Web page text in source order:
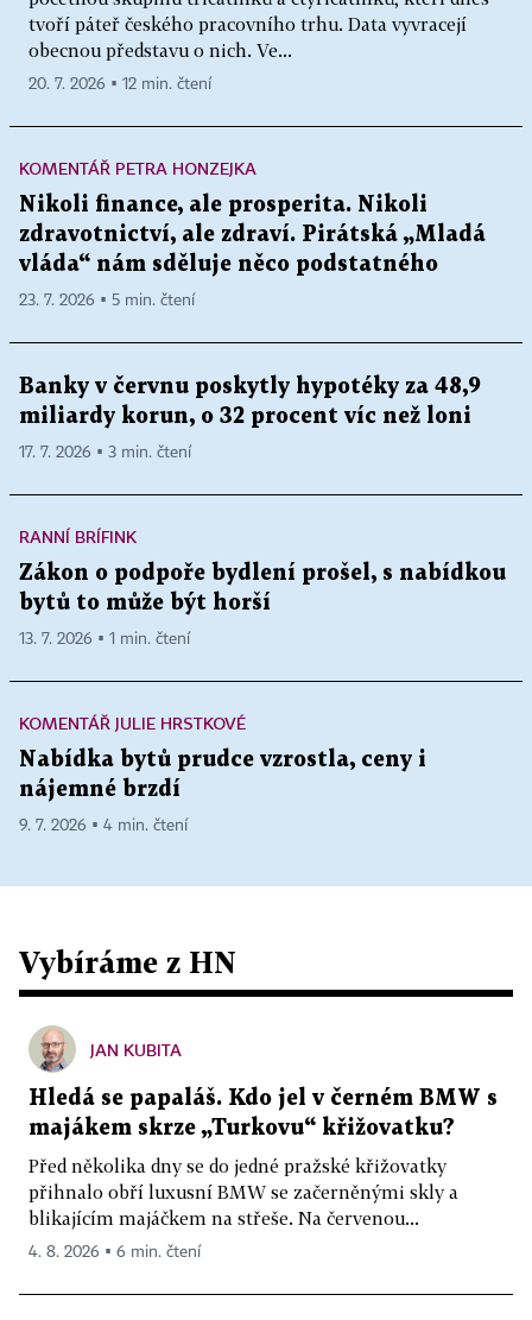
tvoří páteř českého pracovního trhu. Data vyvracejí
obecnou představu o nich. Ve...
20. 7. 2026 ▪ 12 min. čtení
KOMENTÁŘ PETRA HONZEJKA
Nikoli finance, ale prosperita. Nikoli
zdravotnictví, ale zdraví. Pirátská „Mladá
vláda“ nám sděluje něco podstatného
23. 7. 2026 ▪ 5 min. čtení
Banky v červnu poskytly hypotéky za 48,9
miliardy korun, o 32 procent víc než loni
17. 7. 2026 ▪ 3 min. čtení
RANNÍ BRÍFINK
Zákon o podpoře bydlení prošel, s nabídkou
bytů to může být horší
13. 7. 2026 ▪ 1 min. čtení
KOMENTÁŘ JULIE HRSTKOVÉ
Nabídka bytů prudce vzrostla, ceny i
nájemné brzdí
9. 7. 2026 ▪ 4 min. čtení
Vybíráme z HN
JAN KUBITA
Hledá se papaláš. Kdo jel v černém BMW s
majákem skrze „Turkovu“ křižovatku?
Před několika dny se do jedné pražské křižovatky
přihnalo obří luxusní BMW se začerněnými skly a
blikajícím majáčkem na střeše. Na červenou...
4. 8. 2026 ▪ 6 min. čtení